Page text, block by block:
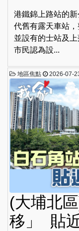
港鐵錦上路站的
代舊有露天車站
並設有的士站及
市民認為設...
地區焦點 2026-07-
(大埔北
移」 貼